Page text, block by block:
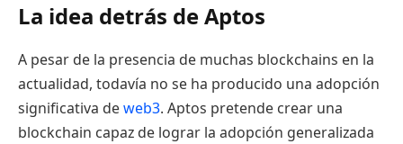
La idea detrás de Aptos
A pesar de la presencia de muchas blockchains en la
actualidad, todavía no se ha producido una adopción
significativa deweb3. Aptos pretende crear una
blockchain capaz de lograr la adopción generalizada